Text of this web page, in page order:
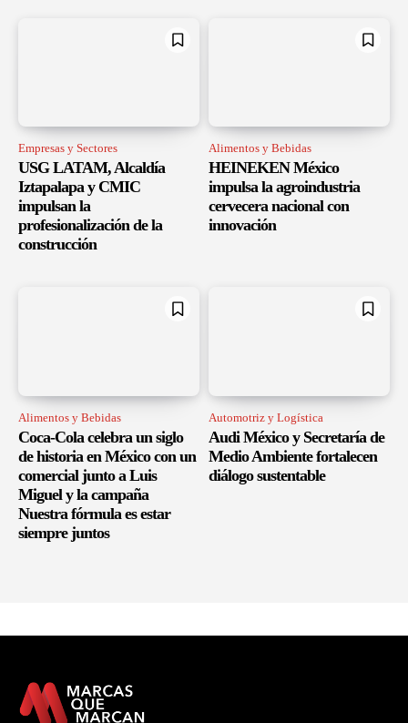
Empresas y Sectores
USG LATAM, Alcaldía
Iztapalapa y CMIC
impulsan la
profesionalización de la
construcción
Alimentos y Bebidas
HEINEKEN México
impulsa la agroindustria
cervecera nacional con
innovación
Alimentos y Bebidas
Coca-Cola celebra un siglo
de historia en México con un
comercial junto a Luis
Miguel y la campaña
Nuestra fórmula es estar
siempre juntos
Automotriz y Logística
Audi México y Secretaría de
Medio Ambiente fortalecen
diálogo sustentable